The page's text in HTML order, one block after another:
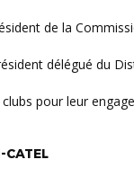
de la
délégué du
CATEL